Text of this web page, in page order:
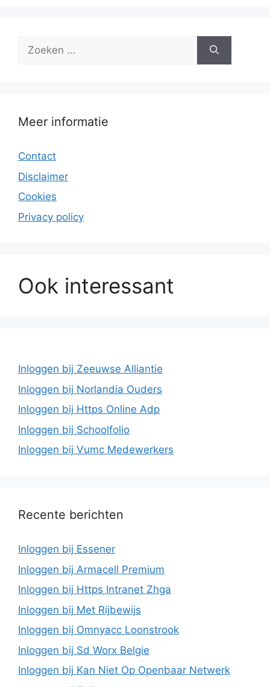
Zoek
Meer informatie
Contact
Disclaimer
Cookies
Privacy policy
Ook interessant
Inloggen bij Zeeuwse Alliantie
Inloggen bij Norlandia Ouders
Inloggen bij Https Online Adp
Inloggen bij Schoolfolio
Inloggen bij Vumc Medewerkers
Recente berichten
Inloggen bij Essener
Inloggen bij Armacell Premium
Inloggen bij Https Intranet Zhga
Inloggen bij Met Rijbewijs
Inloggen bij Omnyacc Loonstrook
Inloggen bij Sd Worx Belgie
Inloggen bij Kan Niet Op Openbaar Netwerk